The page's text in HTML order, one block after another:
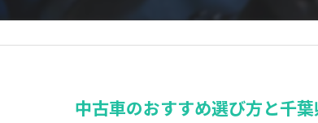
中古車のおすすめ選び方と千